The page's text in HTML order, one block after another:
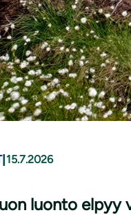
| 15.7.2026
luonto elpyy